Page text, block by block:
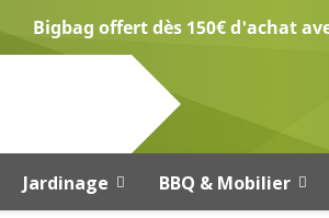
Bigbag offert dès 150€ d'achat
Jardinage BBQ & Mobilier